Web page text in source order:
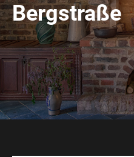
Bergstraße